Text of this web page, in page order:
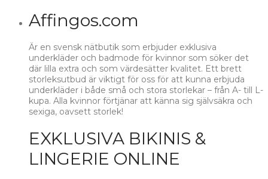
Affingos.com
Är en svensk nätbutik som erbjuder exklusiva
underkläder och badmode för kvinnor som söker det
där lilla extra och som värdesätter kvalitet. Ett brett
storleksutbud är viktigt för oss för att kunna erbjuda
underkläder i både små och stora storlekar – från A- till L-
kupa. Alla kvinnor förtjänar att känna sig självsäkra och
sexiga, oavsett storlek!
EXKLUSIVA BIKINIS &
LINGERIE ONLINE